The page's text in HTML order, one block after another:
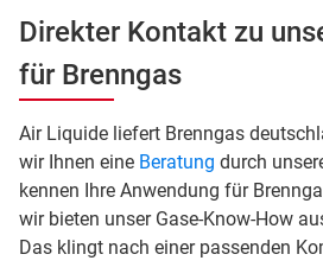
Direkter Kontakt zu
für Brenngas
Air Liquide liefert Brenngas
wir Ihnen eine Beratung durch
kennen Ihre Anwendung für
wir bieten unser Gase-Know-How
Das klingt nach einer passenden